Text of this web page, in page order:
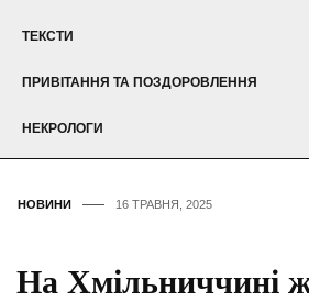
ТЕКСТИ
ПРИВІТАННЯ ТА ПОЗДОРОВЛЕННЯ
НЕКРОЛОГИ
НОВИНИ 16 ТРАВНЯ, 2025
На Хмільниччині